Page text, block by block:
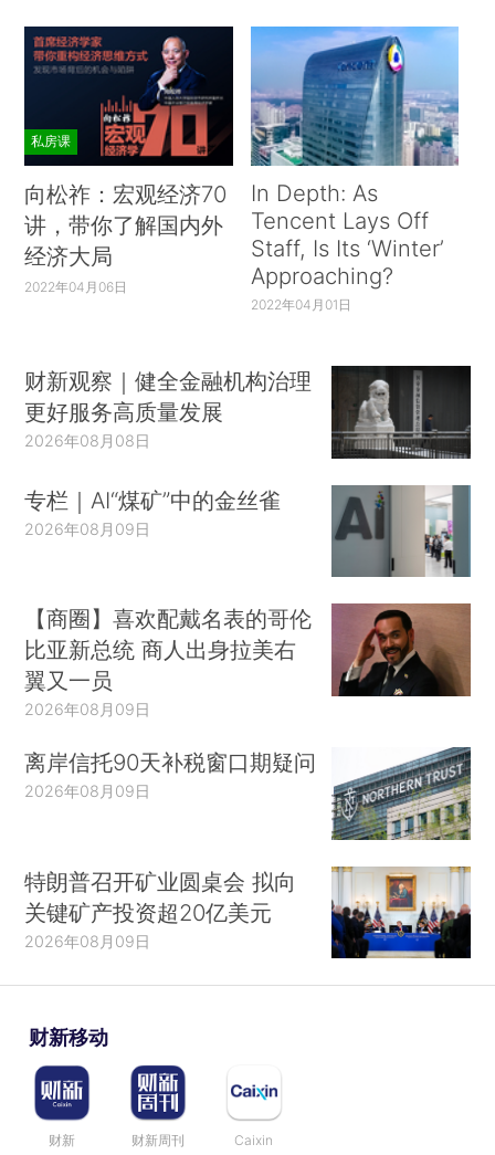
私房课
向松祚：宏观经济70
讲，带你了解国内外
经济大局
2022年04月06日
In Depth: As
Tencent Lays Off
Staff, Is Its ‘Winter’
Approaching?
2022年04月01日
财新观察｜健全金融机构治理
更好服务高质量发展
2026年08月08日
专栏｜AI“煤矿”中的金丝雀
2026年08月09日
【商圈】喜欢配戴名表的哥伦
比亚新总统 商人出身拉美右
翼又一员
2026年08月09日
离岸信托90天补税窗口期疑问
2026年08月09日
特朗普召开矿业圆桌会 拟向
关键矿产投资超20亿美元
2026年08月09日
财新移动
财新 财新周刊 Caixin